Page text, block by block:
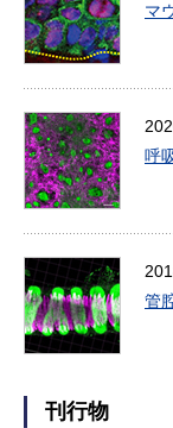
マ
呼
管
刊行物